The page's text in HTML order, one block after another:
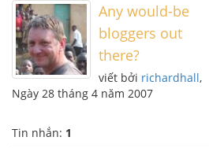
Any would-be
bloggers out
there?
viết bởi richardhall,
Ngày 28 tháng 4 năm 2007
Tin nhắn: 1